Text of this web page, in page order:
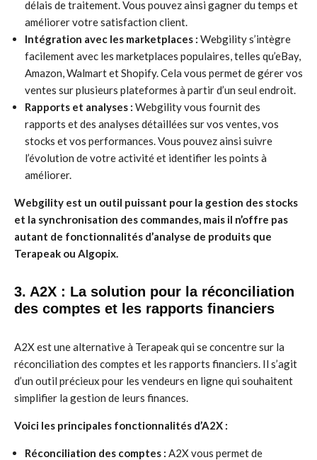
délais de traitement. Vous pouvez ainsi gagner du temps et
améliorer votre satisfaction client.
Intégration avec les marketplaces : Webgility s’intègre
facilement avec les marketplaces populaires, telles qu’eBay,
Amazon, Walmart et Shopify. Cela vous permet de gérer vos
ventes sur plusieurs plateformes à partir d’un seul endroit.
Rapports et analyses : Webgility vous fournit des
rapports et des analyses détaillées sur vos ventes, vos
stocks et vos performances. Vous pouvez ainsi suivre
l’évolution de votre activité et identifier les points à
améliorer.
Webgility est un outil puissant pour la gestion des stocks
et la synchronisation des commandes, mais il n’offre pas
autant de fonctionnalités d’analyse de produits que
Terapeak ou Algopix.
3. A2X : La solution pour la réconciliation
des comptes et les rapports financiers
A2X est une alternative à Terapeak qui se concentre sur la
réconciliation des comptes et les rapports financiers. Il s’agit
d’un outil précieux pour les vendeurs en ligne qui souhaitent
simplifier la gestion de leurs finances.
Voici les principales fonctionnalités d’A2X :
Réconciliation des comptes : A2X vous permet de